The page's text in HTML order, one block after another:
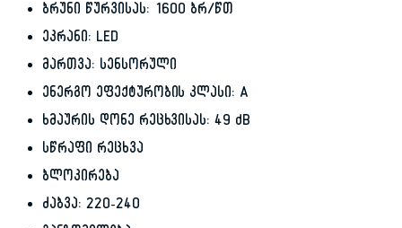
ბრუნი წურვისას: 1600 ბრ/წთ
ეკრანი: LED
მართვა: სენსორული
ენერგო ეფექტურობის კლასი: A
ხმაურის დონე რეცხვისას: 49 dB
სწრაფი რეცხვა
ბლოკირება
ძაბვა: 220-240